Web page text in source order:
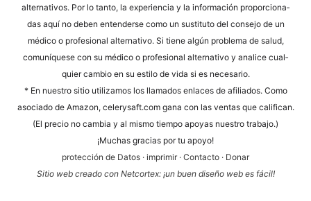
alter­na­tivos. Por lo tan­to, la expe­ri­en­cia y la infor­mación pro­por­cio­na­
das aquí no deben enten­der­se como un susti­tu­to del con­se­jo de un
méd­ico o pro­fe­sio­nal alter­na­tivo. Si tiene algún pro­ble­ma de salud,
comuní­que­se con su méd­ico o pro­fe­sio­nal alter­na­tivo y ana­li­ce cual­
quier cam­bio en su esti­lo de vida si es necesario.
* En nues­tro sitio uti­liz­a­mos los llama­dos enlaces de afi­lia­dos. Como
aso­cia­do de Ama­zon, cele​ry​saft​.com gana con las ven­tas que cali­fi­can.
(El pre­cio no cam­bia y al mis­mo tiem­po apoyas nues­tro trabajo.)
¡Much­as gra­ci­as por tu apoyo!
pro­tección de Datos · impri­mir· Cont­ac­to · Donar
Sitio web cre­a­do con Net­cortex: ¡un buen dise­ño web es fácil!